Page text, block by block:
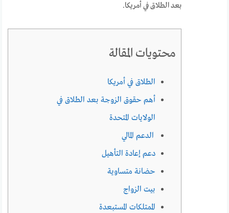
بعد الطلاق في أمريكا.
محتويات المقالة
الطلاق في أمريكا
أهم حقوق الزوجة بعد الطلاق في
الولايات المتحدة
الدعم المالي
دعم إعادة التأهيل
حضانة متساوية
بيت الزواج
الممتلكات المستبعدة